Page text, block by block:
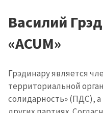
Василий
«ACUM»
Грэдинару является
территориальной
солидарность» (ПДС),